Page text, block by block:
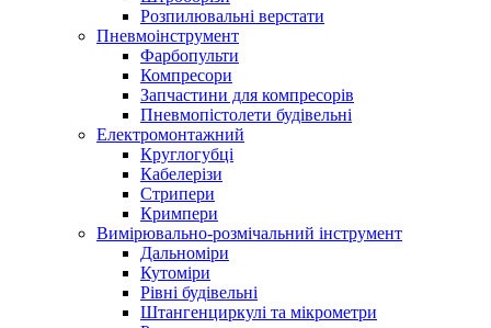
Розпилювальні верстати
Пневмоінструмент
Фарбопульти
Компресори
Запчастини для компресорів
Пневмопістолети будівельні
Електромонтажний
Круглогубці
Кабелерізи
Стрипери
Кримпери
Вимірювально-розмічальний інструмент
Дальноміри
Кутоміри
Рівні будівельні
Штангенциркулі та мікрометри